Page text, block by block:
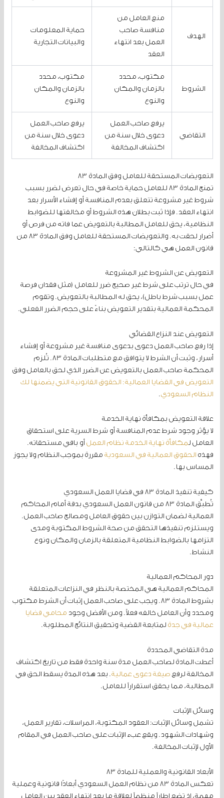
الهدف
منع العامل من
منافسة صاحب
العمل بعد انتهاء
العقد
حماية المعلومات
والبيانات التجارية
الشروط
مكتوب، محدد
بالزمان والمكان
والنوع
مكتوب، محدد
بالزمان والمكان
والنوع
التقاضي
يرفع صاحب العمل
دعوى خلال سنة من
اكتشاف المخالفة
يرفع صاحب العمل
دعوى خلال سنة من
اكتشاف المخالفة
التعويضات المستحقة للعامل وفق المادة 83
تمنح المادة 83 للعامل حماية خاصة في حال تعرض لضرر بسبب
شروط غير مشروعة تتعلق بعدم المنافسة أو إفشاء الأسرار بعد
انتهاء العقد. فإذا ثبت بطلان هذه الشروط أو مخالفتها للضوابط
النظامية، يحق للعامل المطالبة بالتعويض عما فاته من فرص أو
أضرار لحقت به. والتعويضات المستحقة للعامل وفق المادة 83 من
قانون العمل هي كالتالي:
التعويض عن الشروط غير المشروعة
في حال ترتب على شرط غير صحيح ضرر للعامل (مثل فقدان فرصة
عمل بسبب شرط باطل)، يحق له المطالبة بالتعويض. وتقوم
المحكمة العمالية بتقدير التعويض بناءً على حجم الضرر الفعلي.
التعويض عند النزاع القضائي
إذا رفع صاحب العمل دعوى بدعوى منافسة غير مشروعة أو إفشاء
أسرار، وثبت أن الشرط لا يتوافق مع متطلبات المادة 83. تُلزم
المحكمة صاحب العمل بالتعويض عن الضرر الذي لحق بالعامل وفق
التعويض في القضايا العمالية: الحقوق القانونية التي يضمنها لك
النظام السعودي.
علاقة التعويض بمكافأة نهاية الخدمة
لا يؤثر وجود شرط عدم المنافسة أو شرط السرية على استحقاق
العامل لمكافأة نهاية الخدمة نظام العمل أو باقي مستحقاته.
فهذهالحقوق العمالية في السعودية مقررة بموجب النظام ولا يجوز
المساس بها.
كيفية تنفيذ المادة 83 في قضايا العمل السعودي
تُطبَّق المادة 83 من قانون العمل السعودي بدقة أمام المحاكم
العمالية لضمان التوازن بين حقوق العامل ومصالح صاحب العمل.
ويستلزم تنفيذها التحقق من صحة الشروط المكتوبة ومدى
التزامها بالضوابط النظامية المتعلقة بالزمان والمكان ونوع
النشاط.
دور المحاكم العمالية
المحاكم العمالية هي المختصة بالنظر في النزاعات المتعلقة
بشروط المادة 83. ويجب على صاحب العمل إثبات أن الشرط مكتوب
ومحدد وأن العامل خالفه فعلاً. ومن الأفضل وجودمحامي قضايا
عمالية في جدة لمتابعة القضية وتحقيق النتائج المطلوبة.
مدة التقاضي المحددة
أعطت المادة لصاحب العمل مدة سنة واحدة فقط من تاريخ اكتشاف
المخالفة لرفعصيغة دعوى عمالية. بعد هذه المدة يسقط الحق في
المطالبة، مما يحقق استقراراً للعامل.
وسائل الإثبات
تشمل وسائل الإثبات: العقود المكتوبة، المراسلات، تقارير العمل،
وشهادات الشهود. ويقع عبء الإثبات على صاحب العمل في المقام
الأول لإثبات المخالفة.
الأبعاد القانونية والعملية للمادة 83
تعكس المادة 83 من نظام العمل السعودي أبعادًا قانونية وعملية
مهمة، إذ تضع إطاراً منظماً لعلاقة ما بعد انتهاء العقد بين العامل